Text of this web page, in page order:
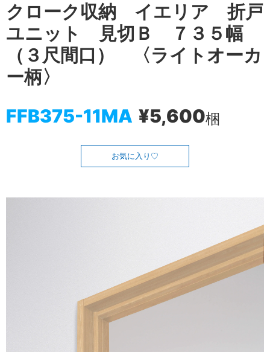
クローク収納 イエリア 折戸
ユニット 見切Ｂ ７３５幅
（３尺間口） 〈ライトオーカ
ー柄〉
FFB375-11MA ¥5,600梱
お気に入り